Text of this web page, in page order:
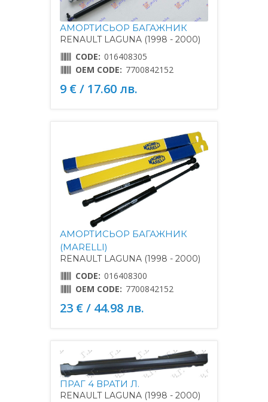
АМОРТИСЬОР БАГАЖНИК
RENAULT LAGUNA (1998 - 2000)
CODE: 016408305
OEM CODE: 7700842152
9 € / 17.60 лв.
АМОРТИСЬОР БАГАЖНИК
(MARELLI)
RENAULT LAGUNA (1998 - 2000)
CODE: 016408300
OEM CODE: 7700842152
23 € / 44.98 лв.
ПРАГ 4 ВРАТИ Л.
RENAULT LAGUNA (1998 - 2000)